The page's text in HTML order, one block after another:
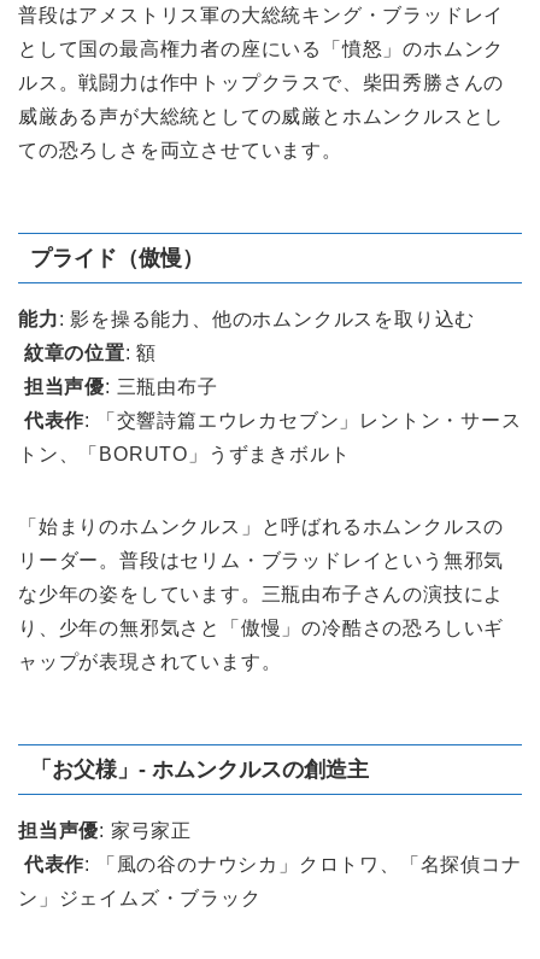
普段はアメストリス軍の大総統キング・ブラッドレイ
として国の最高権力者の座にいる「憤怒」のホムンク
ルス。戦闘力は作中トップクラスで、柴田秀勝さんの
威厳ある声が大総統としての威厳とホムンクルスとし
ての恐ろしさを両立させています。
プライド（傲慢）
能力: 影を操る能力、他のホムンクルスを取り込む
紋章の位置: 額
担当声優: 三瓶由布子
代表作: 「交響詩篇エウレカセブン」レントン・サース
トン、「BORUTO」うずまきボルト
「始まりのホムンクルス」と呼ばれるホムンクルスの
リーダー。普段はセリム・ブラッドレイという無邪気
な少年の姿をしています。三瓶由布子さんの演技によ
り、少年の無邪気さと「傲慢」の冷酷さの恐ろしいギ
ャップが表現されています。
「お父様」- ホムンクルスの創造主
担当声優: 家弓家正
代表作: 「風の谷のナウシカ」クロトワ、「名探偵コナ
ン」ジェイムズ・ブラック